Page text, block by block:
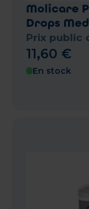
Molicare
Drops
Prix public
11,60 €
En stock